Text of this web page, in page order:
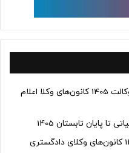
زمان قطعی و رسمی برگزاری آزمون وکالت 1405 کانون‌های وکلا اعلام
پایان تابستان 1405